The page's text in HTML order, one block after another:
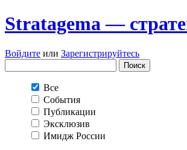
Stratagema —
Войдите или Зарегистрируйтесь
Все
События
Публикации
Эксклюзив
Имидж России